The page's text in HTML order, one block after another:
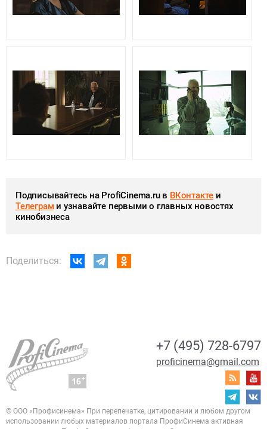
Подписывайтесь на ProfiCinema.ru в ВКонтакте и
Телеграми узнавайте первыми о главных новостях
кинобизнеса
Поделиться:
+7 (495) 728-6797
proficinema@gmail.com
© ООО «Профисинема» При перепечатке, цитировании и любом другом
использовании любых материалов портала ПрофиСинема активная